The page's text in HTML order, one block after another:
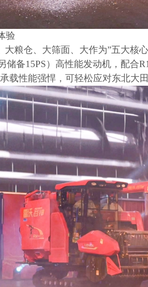
验
大粮仓、大筛面、大作为”五大核
储备15PS）高性能发动机，配合
载性能强悍，可轻松应对东北大